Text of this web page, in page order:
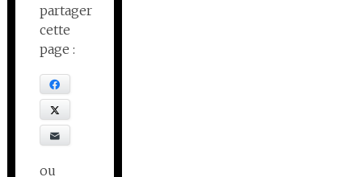
partager
cette
page :
ou